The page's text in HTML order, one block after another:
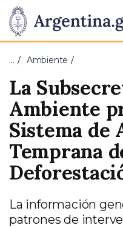
Presidencia
de
la
Nación
Pasar al contenido
… Ambiente
La
Ambiente
Sistema de
Temprana
La información
patrones de